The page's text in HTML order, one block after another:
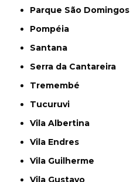
Parque São Domingos
Pompéia
Santana
Serra da Cantareira
Tremembé
Tucuruvi
Vila Albertina
Vila Endres
Vila Guilherme